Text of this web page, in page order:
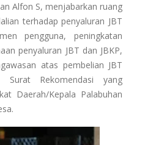
Alfon S, menjabarkan ruang
terhadap penyaluran JBT
pengguna, peningkatan
penyaluran JBT dan JBKP,
atas pembelian JBT
Surat Rekomendasi yang
Daerah/Kepala Palabuhan